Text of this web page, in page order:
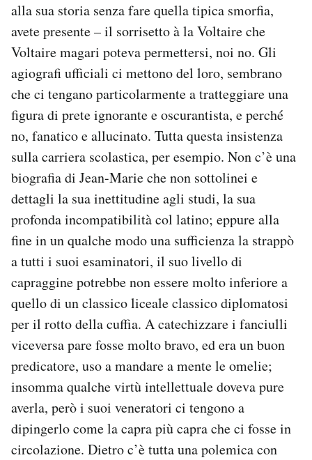
alla sua storia senza fare quella tipica smorfia,
avete presente – il sorrisetto à la Voltaire che
Voltaire magari poteva permettersi, noi no. Gli
agiografi ufficiali ci mettono del loro, sembrano
che ci tengano particolarmente a tratteggiare una
figura di prete ignorante e oscurantista, e perché
no, fanatico e allucinato. Tutta questa insistenza
sulla carriera scolastica, per esempio. Non c’è una
biografia di Jean-Marie che non sottolinei e
dettagli la sua inettitudine agli studi, la sua
profonda incompatibilità col latino; eppure alla
fine in un qualche modo una sufficienza la strappò
a tutti i suoi esaminatori, il suo livello di
capraggine potrebbe non essere molto inferiore a
quello di un classico liceale classico diplomatosi
per il rotto della cuffia. A catechizzare i fanciulli
viceversa pare fosse molto bravo, ed era un buon
predicatore, uso a mandare a mente le omelie;
insomma qualche virtù intellettuale doveva pure
averla, però i suoi veneratori ci tengono a
dipingerlo come la capra più capra che ci fosse in
circolazione. Dietro c’è tutta una polemica con